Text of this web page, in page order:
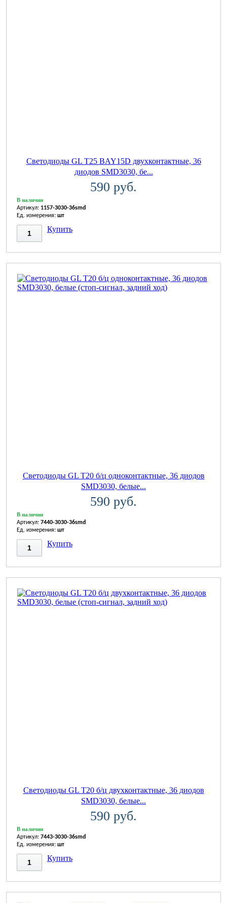
Светодиоды GL T25 BAY15D двухконтактные, 36
диодов SMD3030, бе...
590 руб.
В наличии
Артикул: 1157-3030-36smd
Ед. измерения: шт
Купить
Светодиоды GL T20 б/ц одноконтактные, 36 диодов
SMD3030, белые...
590 руб.
В наличии
Артикул: 7440-3030-36smd
Ед. измерения: шт
Купить
Светодиоды GL T20 б/ц двухконтактные, 36 диодов
SMD3030, белые...
590 руб.
В наличии
Артикул: 7443-3030-36smd
Ед. измерения: шт
Купить